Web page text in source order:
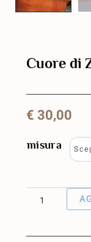
Cuore di
€ 30,00
misura
Cuore